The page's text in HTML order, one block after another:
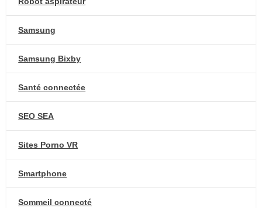
Samsung
Samsung Bixby
Santé connectée
SEO SEA
Sites Porno VR
Smartphone
Sommeil connecté